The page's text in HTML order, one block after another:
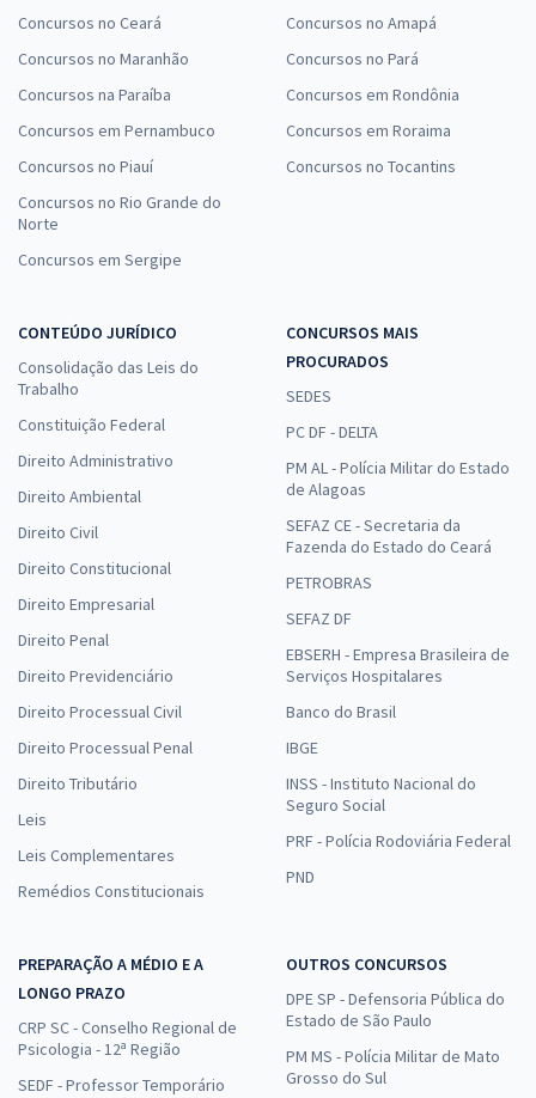
Concursos no Ceará
Concursos no Maranhão
Concursos na Paraíba
Concursos em Pernambuco
Concursos no Piauí
Concursos no Rio Grande do
Norte
Concursos em Sergipe
Concursos no Amapá
Concursos no Pará
Concursos em Rondônia
Concursos em Roraima
Concursos no Tocantins
CONTEÚDO JURÍDICO
Consolidação das Leis do
Trabalho
Constituição Federal
Direito Administrativo
Direito Ambiental
Direito Civil
Direito Constitucional
Direito Empresarial
Direito Penal
Direito Previdenciário
Direito Processual Civil
Direito Processual Penal
Direito Tributário
Leis
Leis Complementares
Remédios Constitucionais
CONCURSOS MAIS
PROCURADOS
SEDES
PC DF - DELTA
PM AL - Polícia Militar do Estado
de Alagoas
SEFAZ CE - Secretaria da
Fazenda do Estado do Ceará
PETROBRAS
SEFAZ DF
EBSERH - Empresa Brasileira de
Serviços Hospitalares
Banco do Brasil
IBGE
INSS - Instituto Nacional do
Seguro Social
PRF - Polícia Rodoviária Federal
PND
PREPARAÇÃO A MÉDIO E A
LONGO PRAZO
CRP SC - Conselho Regional de
Psicologia - 12ª Região
SEDF - Professor Temporário
OUTROS CONCURSOS
DPE SP - Defensoria Pública do
Estado de São Paulo
PM MS - Polícia Militar de Mato
Grosso do Sul